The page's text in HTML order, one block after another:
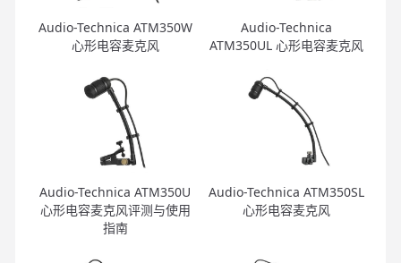
Audio-Technica ATM350W
心形电容麦克风
Audio-Technica
ATM350UL 心形电容麦克风
Audio-Technica ATM350U
心形电容麦克风评测与使用
指南
Audio-Technica ATM350SL
心形电容麦克风